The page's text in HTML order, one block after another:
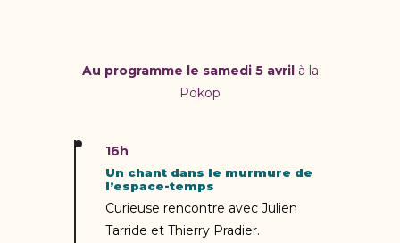
Au programme le samedi 5 avrilà la
Pokop
16h
Un chant dans le murmure de
l’espace-temps
Curieuse rencontre avec Julien
Tarride et Thierry Pradier.